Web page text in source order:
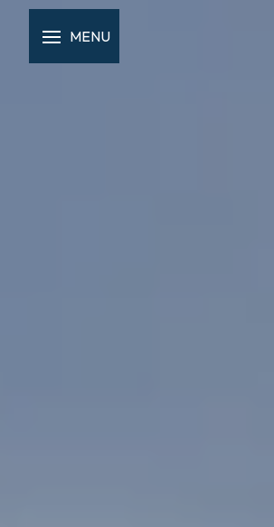
MENU
Panneau de gestion des cookies